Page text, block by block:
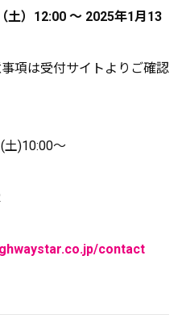
土）12:00 〜 2025年1月13
項は受付サイトよりご確認
土)10:00〜
contact